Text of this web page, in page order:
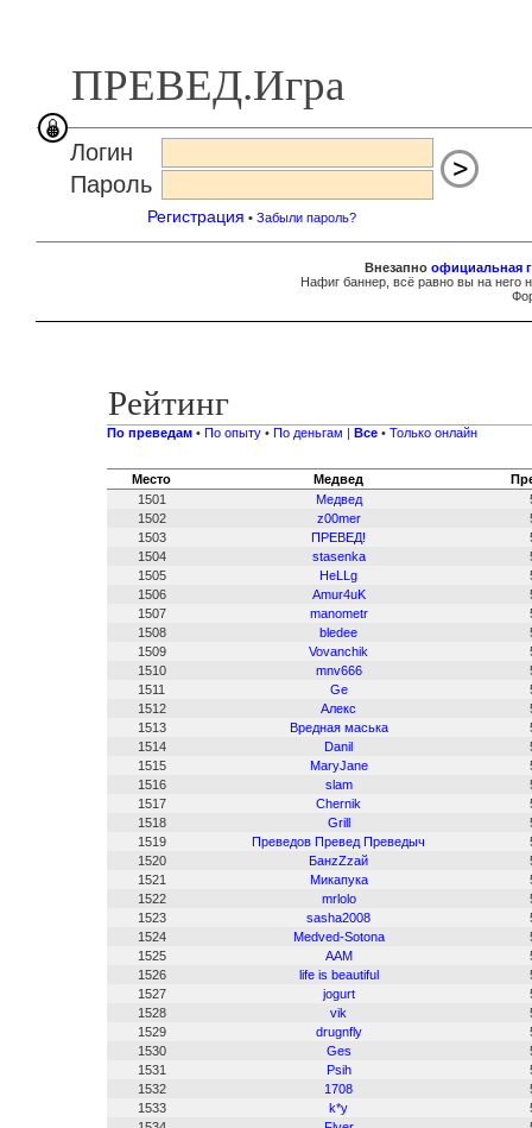
ПРЕВЕД.Игра
Логин
Пароль
Регистрация • Забыли пароль?
Внезапно официальная
Нафиг баннер, всё равно вы на
Рейтинг
По преведам • По опыту • По деньгам | Все • Только онлайн
Место Медвед
1501
Медвед
1502
z00mer
1503
ПРЕВЕД!
1504
stasenka
1505
HeLLg
1506
Amur4uK
1507
manometr
1508
bledee
1509
Vovanchik
1510
mnv666
1511
Ge
1512
Алекс
1513
Вредная маська
1514
Danil
1515
MaryJane
1516
slam
1517
Chernik
1518
Grill
1519
Преведов Превед Преведыч
1520
БанzZzай
1521
Микапука
1522
mrlolo
1523
sasha2008
1524
Medved-Sotona
1525
AAM
1526
life is beautiful
1527
jogurt
1528
vik
1529
drugnfly
1530
Ges
1531
Psih
1532
1708
1533
k*y